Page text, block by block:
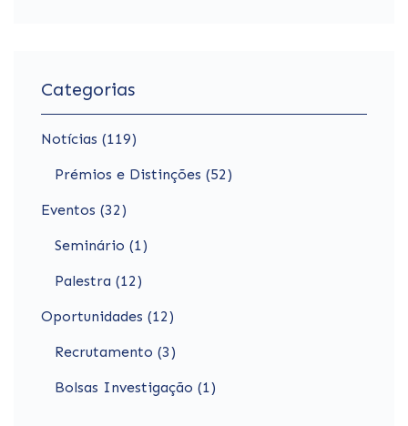
Categorias
Notícias (119)
Prémios e Distinções (52)
Eventos (32)
Seminário (1)
Palestra (12)
Oportunidades (12)
Recrutamento (3)
Bolsas Investigação (1)